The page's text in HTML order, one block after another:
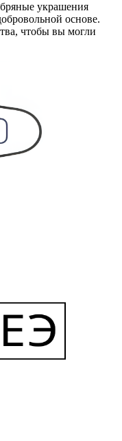
украшения
основе.
чтобы вы могли